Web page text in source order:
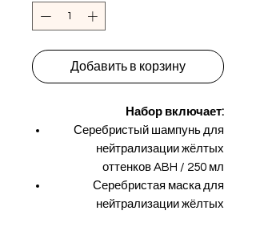
Добавить в корзину
Набор включает:
Серебристый шампунь для
нейтрализации жёлтых
оттенков ABH / 250 мл
Серебристая маска для
нейтрализации жёлтых